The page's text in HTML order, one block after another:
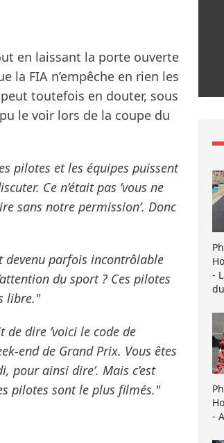
en laissant la porte ouverte
la FIA n’empêche en rien les
toutefois en douter, sous
le voir lors de la coupe du
pilotes et les équipes puissent
Ce n’était pas ’vous ne
sans notre permission’. Donc
devenu parfois incontrôlable
du sport ? Ces pilotes
libre."
dire ’voici le code de
end de Grand Prix. Vous êtes
pour ainsi dire’. Mais c’est
pilotes sont le plus filmés."
-
-